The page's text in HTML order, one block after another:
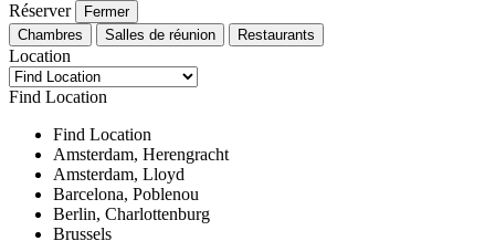
Réserver
Fermer
Chambres
Salles de réunion Restaurants
Location
Find Location
Find Location
Amsterdam, Herengracht
Amsterdam, Lloyd
Barcelona, Poblenou
Berlin, Charlottenburg
Brussels